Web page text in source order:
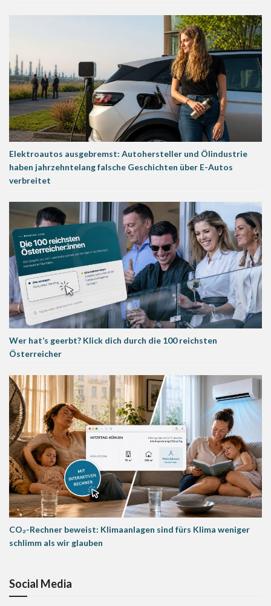
Elektroautos ausgebremst: Autohersteller und Ölindustrie
haben jahrzehntelang falsche Geschichten über E-Autos
verbreitet
Wer hat’s geerbt? Klick dich durch die 100 reichsten
Österreicher
CO₂-Rechner beweist: Klimaanlagen sind fürs Klima weniger
schlimm als wir glauben
Social Media